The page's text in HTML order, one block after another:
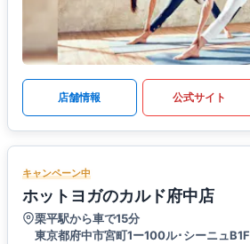
店舗情報 公式サイト
キャンペーン中
ホットヨガのカルド府中店
栗平駅から車で15分
東京都府中市宮町1ー100ル･シーニュB1F